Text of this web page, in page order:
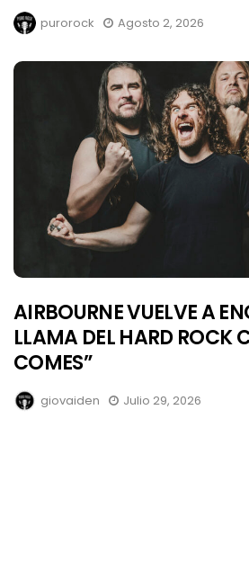
purorock Agosto 2, 2026
AIRBOURNE VUELVE A
LLAMA DEL HARD ROCK
COMES”
giovaiden Julio 29, 2026